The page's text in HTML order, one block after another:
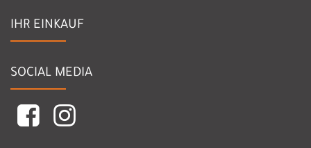
IHR EINKAUF
SOCIAL MEDIA